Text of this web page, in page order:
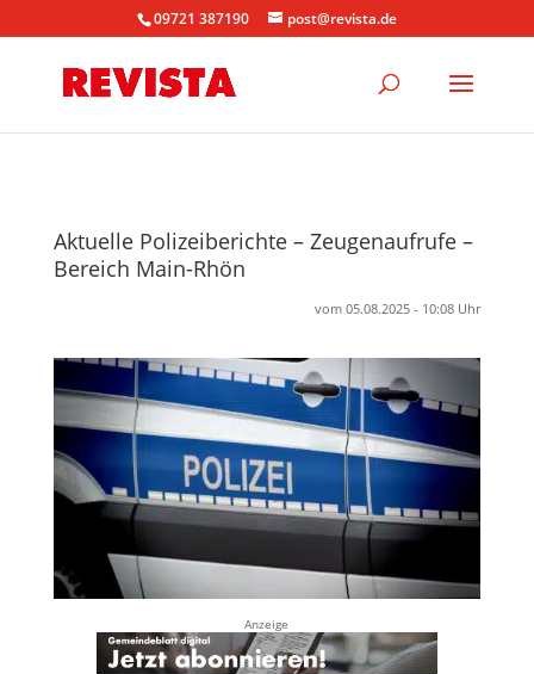
09721 387190 post@revista.de
Aktuelle Polizeiberichte – Zeugenaufrufe –
Bereich Main-Rhön
vom 05.08.2025 - 10:08 Uhr
Anzeige